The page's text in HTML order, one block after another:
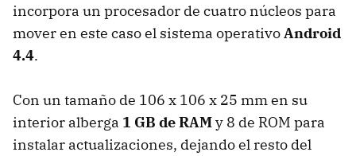
incorpora un procesador de cuatro núcleos para
mover en este caso el sistema operativo Android
4.4.
Con un tamaño de 106 x 106 x 25 mm en su
interior alberga 1 GB de RAMy 8 de ROM para
instalar actualizaciones, dejando el resto del